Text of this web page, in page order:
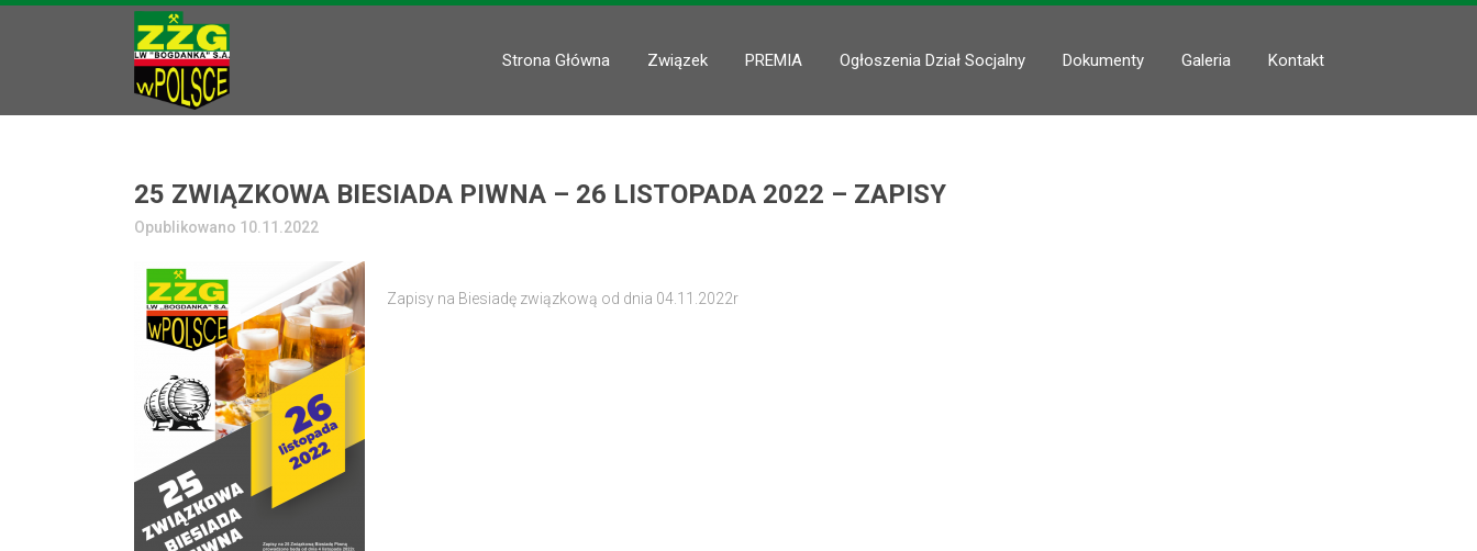
Strona Główna Związek PREMIA Ogłoszenia Dział Socjalny Dokumenty Galeria Kontakt
25 ZWIĄZKOWA BIESIADA PIWNA – 26 LISTOPADA 2022 – ZAPISY
Opublikowano 10.11.2022
Zapisy na Biesiadę związkową od dnia 04.11.2022r